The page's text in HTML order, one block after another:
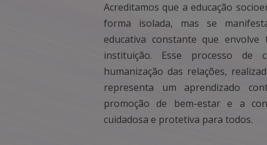
Acreditamos que a educação
forma isolada, mas se
educativa constante que
instituição. Esse processo de
humanização das relações,
representa um aprendizado
promoção de bem-estar e a
cuidadosa e protetiva para todos.